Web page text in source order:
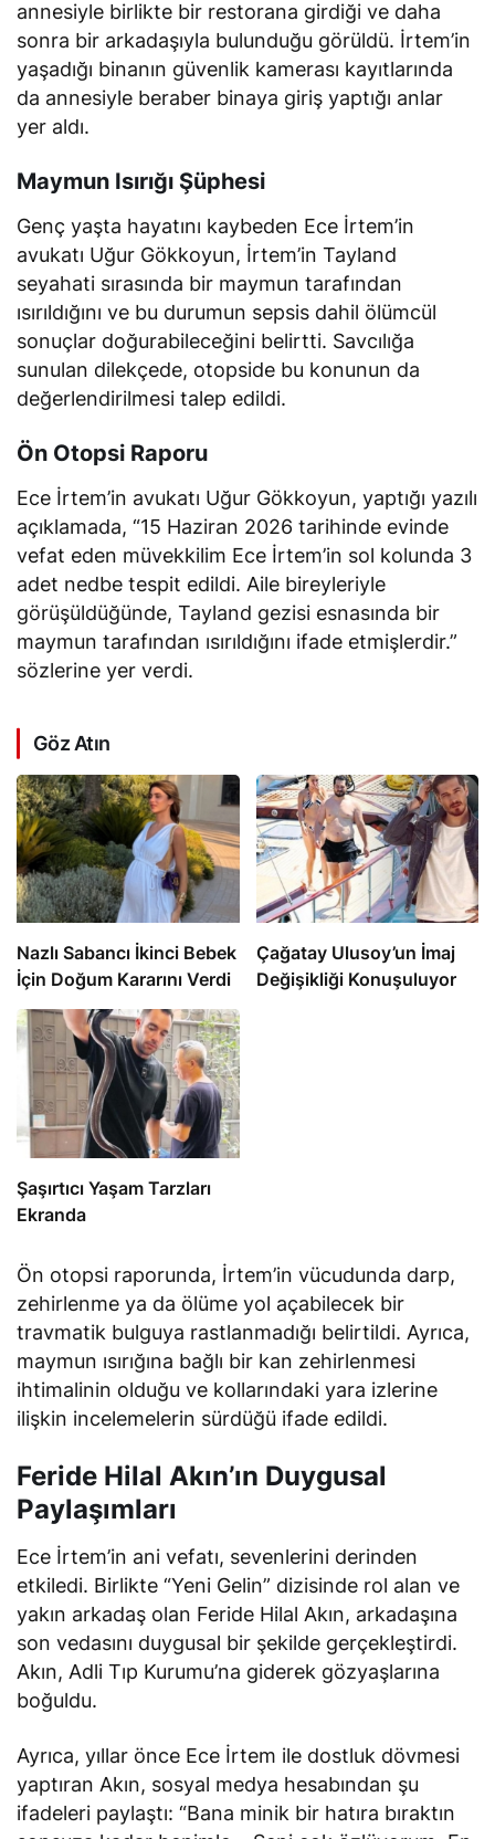
annesiyle birlikte bir restorana girdiği ve daha
sonra bir arkadaşıyla bulunduğu görüldü. İrtem’in
yaşadığı binanın güvenlik kamerası kayıtlarında
da annesiyle beraber binaya giriş yaptığı anlar
yer aldı.
Maymun Isırığı Şüphesi
Genç yaşta hayatını kaybeden Ece İrtem’in
avukatı Uğur Gökkoyun, İrtem’in Tayland
seyahati sırasında bir maymun tarafından
ısırıldığını ve bu durumun sepsis dahil ölümcül
sonuçlar doğurabileceğini belirtti. Savcılığa
sunulan dilekçede, otopside bu konunun da
değerlendirilmesi talep edildi.
Ön Otopsi Raporu
Ece İrtem’in avukatı Uğur Gökkoyun, yaptığı yazılı
açıklamada, “15 Haziran 2026 tarihinde evinde
vefat eden müvekkilim Ece İrtem’in sol kolunda 3
adet nedbe tespit edildi. Aile bireyleriyle
görüşüldüğünde, Tayland gezisi esnasında bir
maymun tarafından ısırıldığını ifade etmişlerdir.”
sözlerine yer verdi.
Göz Atın
Nazlı Sabancı İkinci Bebek
İçin Doğum Kararını Verdi
Çağatay Ulusoy’un İmaj
Değişikliği Konuşuluyor
Şaşırtıcı Yaşam Tarzları
Ekranda
Ön otopsi raporunda, İrtem’in vücudunda darp,
zehirlenme ya da ölüme yol açabilecek bir
travmatik bulguya rastlanmadığı belirtildi. Ayrıca,
maymun ısırığına bağlı bir kan zehirlenmesi
ihtimalinin olduğu ve kollarındaki yara izlerine
ilişkin incelemelerin sürdüğü ifade edildi.
Feride Hilal Akın’ın Duygusal
Paylaşımları
Ece İrtem’in ani vefatı, sevenlerini derinden
etkiledi. Birlikte “Yeni Gelin” dizisinde rol alan ve
yakın arkadaş olan Feride Hilal Akın, arkadaşına
son vedasını duygusal bir şekilde gerçekleştirdi.
Akın, Adli Tıp Kurumu’na giderek gözyaşlarına
boğuldu.
Ayrıca, yıllar önce Ece İrtem ile dostluk dövmesi
yaptıran Akın, sosyal medya hesabından şu
ifadeleri paylaştı: “Bana minik bir hatıra bıraktın